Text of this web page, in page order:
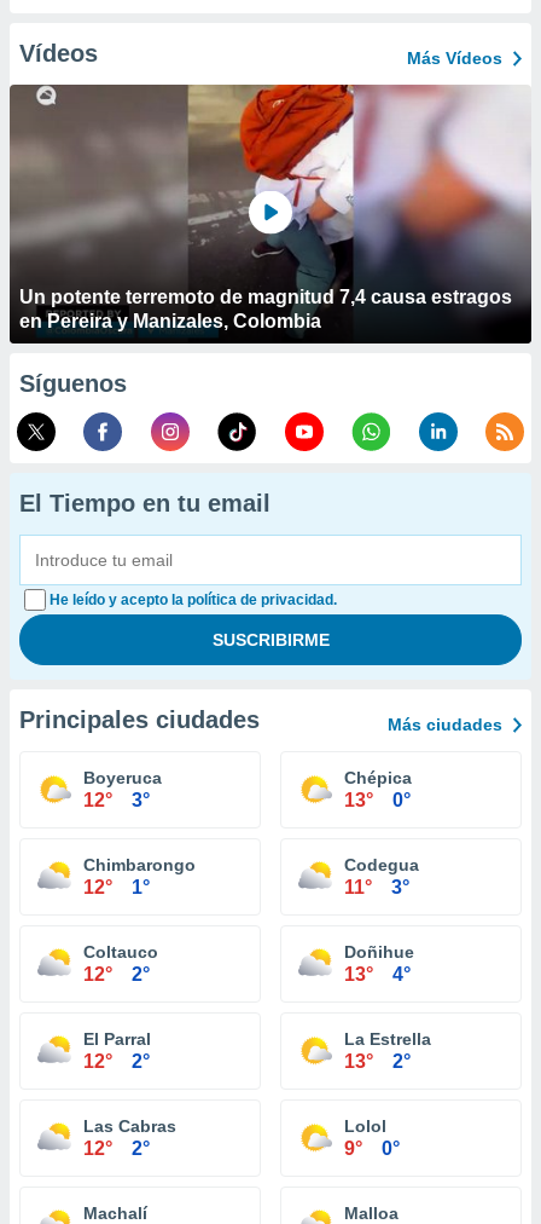
Vídeos Más Vídeos
Un potente terremoto de magnitud 7,4 causa estragos
en Pereira y Manizales, Colombia
Síguenos
El Tiempo en tu email
He leído y acepto la política de privacidad.
Principales ciudades Más ciudades
Boyeruca
12° 3°
Chépica
13° 0°
Chimbarongo
12° 1°
Codegua
11° 3°
Coltauco
12° 2°
Doñihue
13° 4°
El Parral
12° 2°
La Estrella
13° 2°
Las Cabras
12° 2°
Lolol
9° 0°
Machalí Malloa